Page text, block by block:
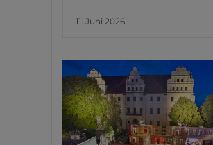
11. Juni 2026